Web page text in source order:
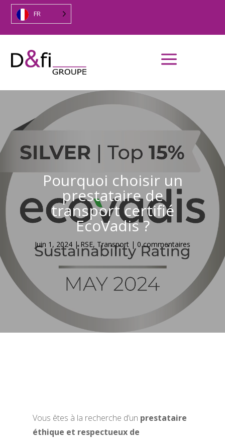
FR
a
Pourquoi choisir un
prestataire de
transport certifié
EcoVadis ?
Juin 1, 2024 |RSE, Transport | 0 commentaires
Vous êtes à la recherche d’un prestataire
éthique et respectueux de